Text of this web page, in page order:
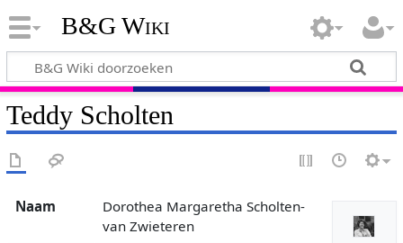
B&G Wiki
Teddy Scholten
Naam
Dorothea Margaretha Scholten-
van Zwieteren